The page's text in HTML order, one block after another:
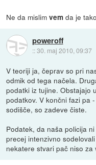
Ne da mislimvem da je
poweroff
::30. maj 2010, 09:37
V teoriji ja, čeprav so pri
odmik od tega načela.
podatki iz tujine. Obstajajo
podatkov. V končni fazi pa
sodišče, so zadeve čiste.
Podatek, da naša policija
precej intenzivno
nekatere stvari pač niso za